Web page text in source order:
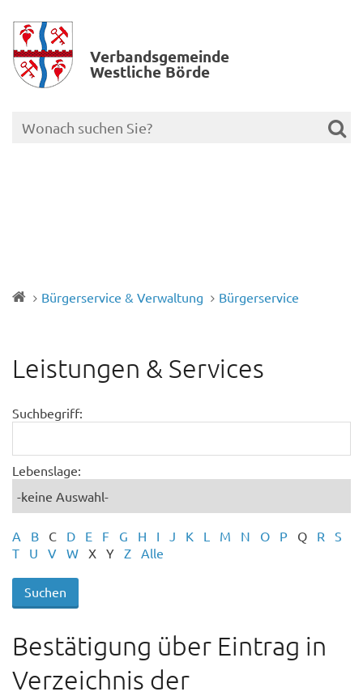
Verbands­gemeinde
Westliche Börde
Bürgerservice & Verwaltung Bürgerservice
Leistungen & Services
Suchbegriff:
Lebenslage:
A B C D E F G H I J K L M N O P Q R
S
T
U V W X Y Z Alle
Bestätigung über Eintrag in
Verzeichnis der